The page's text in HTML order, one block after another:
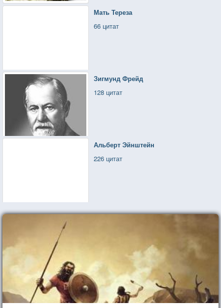
Мать Тереза
66 цитат
Зигмунд Фрейд
128 цитат
Альберт Эйнштейн
226 цитат